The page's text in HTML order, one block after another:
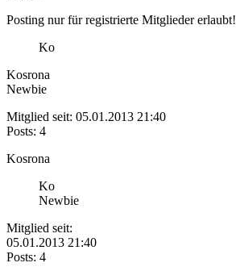
Posting nur für registrierte Mitglieder erlaubt!
Ko
Kosrona
Newbie
Mitglied seit: 05.01.2013 21:40
Posts: 4
Kosrona
Ko
Newbie
Mitglied seit:
05.01.2013 21:40
Posts: 4